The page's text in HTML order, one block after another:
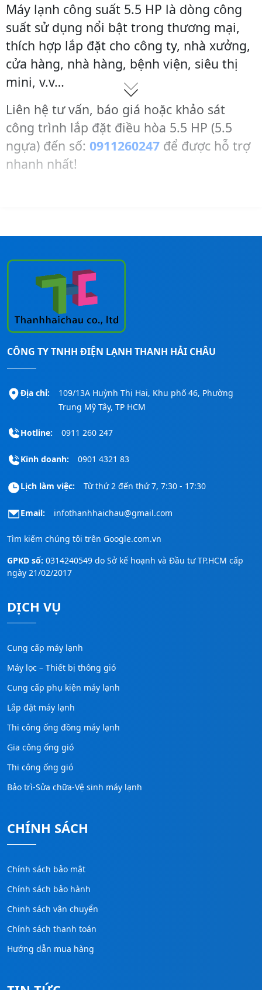
Máy lạnh công suất 5.5 HP là dòng công
suất sử dụng nổi bật trong thương mại,
thích hợp lắp đặt cho công ty, nhà xưởng,
cửa hàng, nhà hàng, bệnh viện, siêu thị
mini, v.v…
Liên hệ tư vấn, báo giá hoặc khảo sát
công trình lắp đặt điều hòa 5.5 HP (5.5
ngựa) đến số: 0911260247 để được hỗ trợ
nhanh nhất!
CÔNG TY TNHH ĐIỆN LẠNH THANH HẢI CHÂU
Địa chỉ:
109/13A Huỳnh Thị Hai, Khu phố 46, Phường
Trung Mỹ Tây, TP HCM
Hotline: 0911 260 247
Kinh doanh: 0901 4321 83
Lịch làm việc: Từ thứ 2 đến thứ 7, 7:30 - 17:30
Email: infothanhhaichau@gmail.com
Tìm kiếm chúng tôi trên Google.com.vn
GPKD số: 0314240549 do Sở kế hoạnh và Đầu tư TP.HCM cấp
ngày 21/02/2017
DỊCH VỤ
Cung cấp máy lạnh
Máy lọc – Thiết bị thông gió
Cung cấp phụ kiện máy lạnh
Lắp đặt máy lạnh
Thi công ống đồng máy lạnh
Gia công ống gió
Thi công ống gió
Bảo trì-Sửa chữa-Vệ sinh máy lạnh
CHÍNH SÁCH
Chính sách bảo mật
Chính sách bảo hành
Chinh sách vận chuyển
Chính sách thanh toán
Hướng dẫn mua hàng